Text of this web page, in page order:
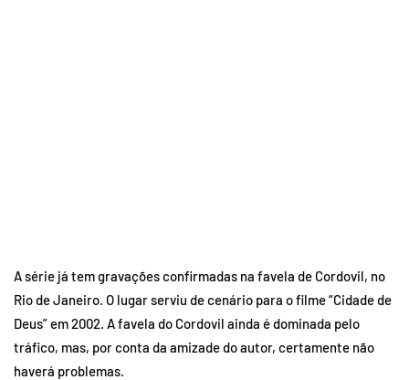
A série já tem gravações confirmadas na favela de Cordovil, no
Rio de Janeiro. O lugar serviu de cenário para o filme “Cidade de
Deus” em 2002. A favela do Cordovil ainda é dominada pelo
tráfico, mas, por conta da amizade do autor, certamente não
haverá problemas.